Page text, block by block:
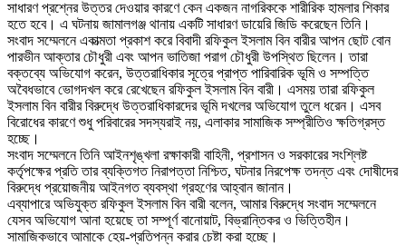
সাধারণ প্রশ্নের উত্তর দেওয়ার কারণে কেন একজন নাগরিককে শারীরিক হামলার শিকার
হতে হবে। এ ঘটনায় জামালগঞ্জ থানায় একটি সাধারণ ডায়েরি জিডি করেছেন তিনি।
‎সংবাদ সম্মেলনে একাত্মতা প্রকাশ করে বিবাদী রফিকুল ইসলাম বিন বারীর আপন ছোট বোন
পারভীন আক্তার চৌধুরী এবং আপন ভাতিজা পরাগ চৌধুরী উপস্থিত ছিলেন। তারা
বক্তব্যে অভিযোগ করেন, উত্তরাধিকার সূত্রে প্রাপ্ত পারিবারিক ভূমি ও সম্পত্তি
অবৈধভাবে ভোগদখল করে রেখেছেন রফিকুল ইসলাম বিন বারী। এসময় তারা রফিকুল
ইসলাম বিন বারীর বিরুদ্ধে উত্তরাধিকারদের ভূমি দখলের অভিযোগ তুলে ধরেন। এসব
বিরোধের কারণে শুধু পরিবারের সদস্যরাই নয়, এলাকার সামাজিক সম্প্রীতিও ক্ষতিগ্রস্ত
হচ্ছে।
‎সংবাদ সম্মেলনে তিনি আইনশৃঙ্খলা রক্ষাকারী বাহিনী, প্রশাসন ও সরকারের সংশ্লিষ্ট
কর্তৃপক্ষের প্রতি তার ব্যক্তিগত নিরাপত্তা নিশ্চিত, ঘটনার নিরপেক্ষ তদন্ত এবং দোষীদের
বিরুদ্ধে প্রয়োজনীয় আইনগত ব্যবস্থা গ্রহণের আহ্বান জানান।
‎এব্যাপারে অভিযুক্ত রফিকুল ইসলাম বিন বারী বলেন, আমার বিরুদ্ধে সংবাদ সম্মেলনে
যেসব অভিযোগ আনা হয়েছে তা সম্পূর্ণ বানোয়াট, বিভ্রান্তিকর ও ভিত্তিহীন।
সামাজিকভাবে আমাকে হেয়-প্রতিপন্ন করার চেষ্টা করা হচ্ছে।